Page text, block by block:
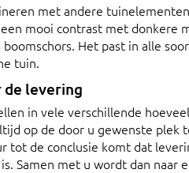
met andere
mooi contrast met donkere
Het past in alle
tuin.
de levering
in vele verschillende
op de door u gewenste plek
tot de conclusie komt dat
Samen met u wordt dan naar